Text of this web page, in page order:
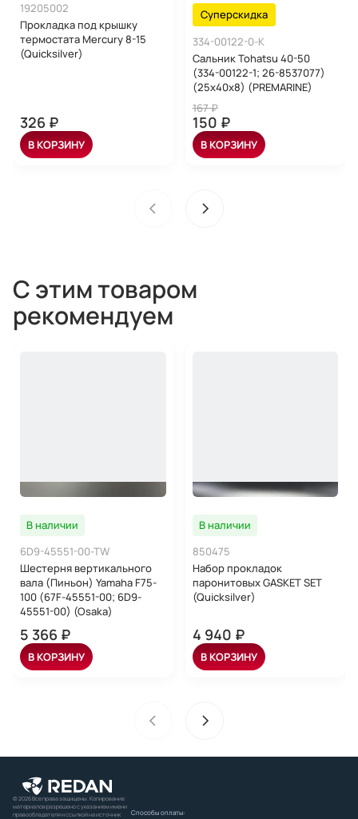
19205002
Прокладка под крышку
термостата Mercury 8-15
(Quicksilver)
326 ₽
В КОРЗИНУ
Суперскидка
334-00122-0-K
Сальник Tohatsu 40-50
(334-00122-1; 26-8537077)
(25x40x8) (PREMARINE)
167 ₽
150 ₽
В КОРЗИНУ
С этим товаром
рекомендуем
В наличии
6D9-45551-00-TW
Шестерня вертикального
вала (Пиньон) Yamaha F75-
100 (67F-45551-00; 6D9-
45551-00) (Osaka)
5 366 ₽
В КОРЗИНУ
В наличии
850475
Набор прокладок
паронитовых GASKET SET
(Quicksilver)
4 940 ₽
В КОРЗИНУ
© 2026 Все права защищены. Копирование
материалов разрешено с указанием имени
правообладателя и ссылкой на источник
Способы оплаты: